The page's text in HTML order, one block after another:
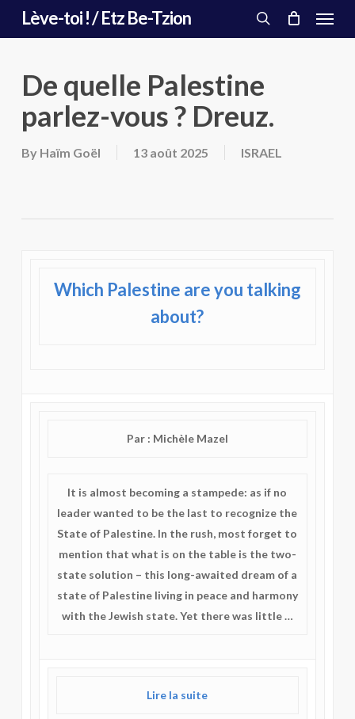
Lève-toi ! / Etz Be-Tzion
search
Menu
De quelle Palestine
parlez-vous ? Dreuz.
By Haïm Goël 13 août 2025 ISRAEL
Which Palestine are you talking
about?
Par : Michèle Mazel
It is almost becoming a stampede: as if no
leader wanted to be the last to recognize the
State of Palestine. In the rush, most forget to
mention that what is on the table is the two-
state solution – this long-awaited dream of a
state of Palestine living in peace and harmony
with the Jewish state. Yet there was little …
Lire la suite